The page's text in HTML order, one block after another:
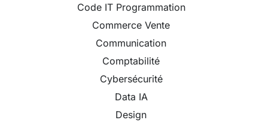
Code IT Programmation
Commerce Vente
Communication
Comptabilité
Cybersécurité
Data IA
Design